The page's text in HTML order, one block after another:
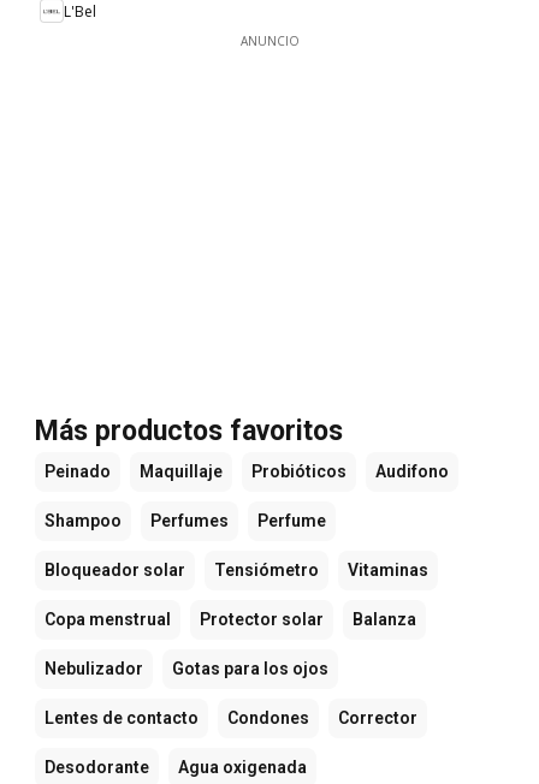
L'Bel
ANUNCIO
Más productos favoritos
Peinado Maquillaje Probióticos Audifono
Shampoo Perfumes Perfume
Bloqueador solar Tensiómetro Vitaminas
Copa menstrual Protector solar Balanza
Nebulizador Gotas para los ojos
Lentes de contacto Condones Corrector
Desodorante Agua oxigenada